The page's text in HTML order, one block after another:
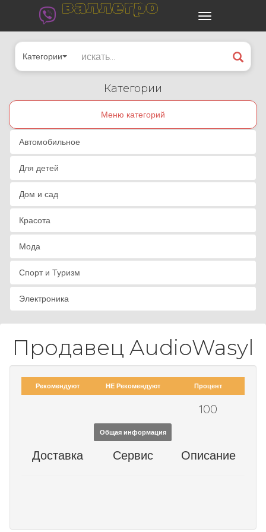
валлегро
Категории
Категории
Меню категорий
Автомобильное
Для детей
Дом и сад
Красота
Мода
Спорт и Туризм
Электроника
Продавец AudioWasyl
Рекомендуют НЕ Рекомендуют Процент
100
Общая информация
Доставка Сервис Описание